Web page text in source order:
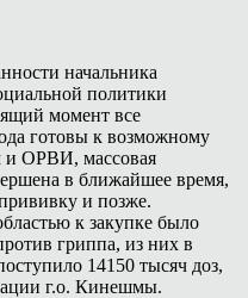
начальника
политики
момент все
готовы к возможному
и ОРВИ, массовая
в ближайшее время,
и позже.
к закупке было
гриппа, из них в
14150 тысяч доз,
г.о. Кинешмы.